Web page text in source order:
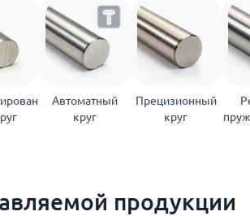
Автоматный
круг
Прецизионный
круг
продукции